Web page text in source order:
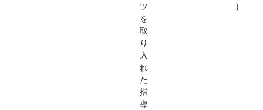
ツ
を
取
り
入
れ
た
指
導
)